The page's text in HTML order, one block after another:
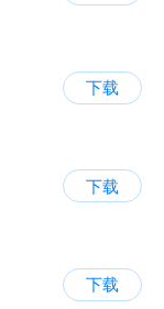
下载
下载
下载